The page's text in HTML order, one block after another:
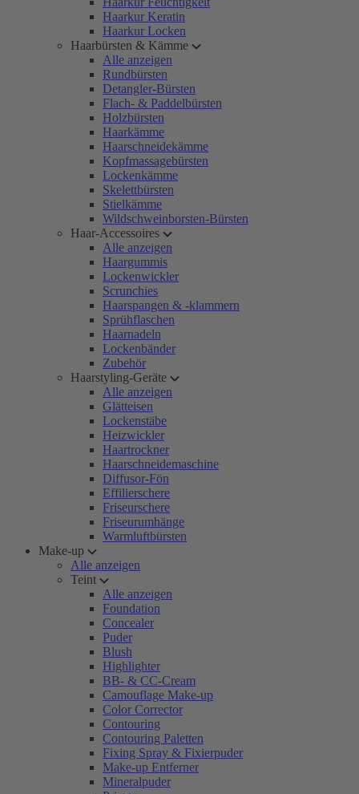
Haarkur Keratin
Haarkur Locken
Haarbürsten & Kämme
Alle anzeigen
Rundbürsten
Detangler-Bürsten
Flach- & Paddelbürsten
Holzbürsten
Haarkämme
Haarschneidekämme
Kopfmassagebürsten
Lockenkämme
Skelettbürsten
Stielkämme
Wildschweinborsten-Bürsten
Haar-Accessoires
Alle anzeigen
Haargummis
Lockenwickler
Scrunchies
Haarspangen & -klammern
Sprühflaschen
Haarnadeln
Lockenbänder
Zubehör
Haarstyling-Geräte
Alle anzeigen
Glätteisen
Lockenstäbe
Heizwickler
Haartrockner
Haarschneidemaschine
Diffusor-Fön
Effilierschere
Friseurschere
Friseurumhänge
Warmluftbürsten
Make-up
Alle anzeigen
Teint
Alle anzeigen
Foundation
Concealer
Puder
Blush
Highlighter
BB- & CC-Cream
Camouflage Make-up
Color Corrector
Contouring
Contouring Paletten
Fixing Spray & Fixierpuder
Make-up Entferner
Mineralpuder